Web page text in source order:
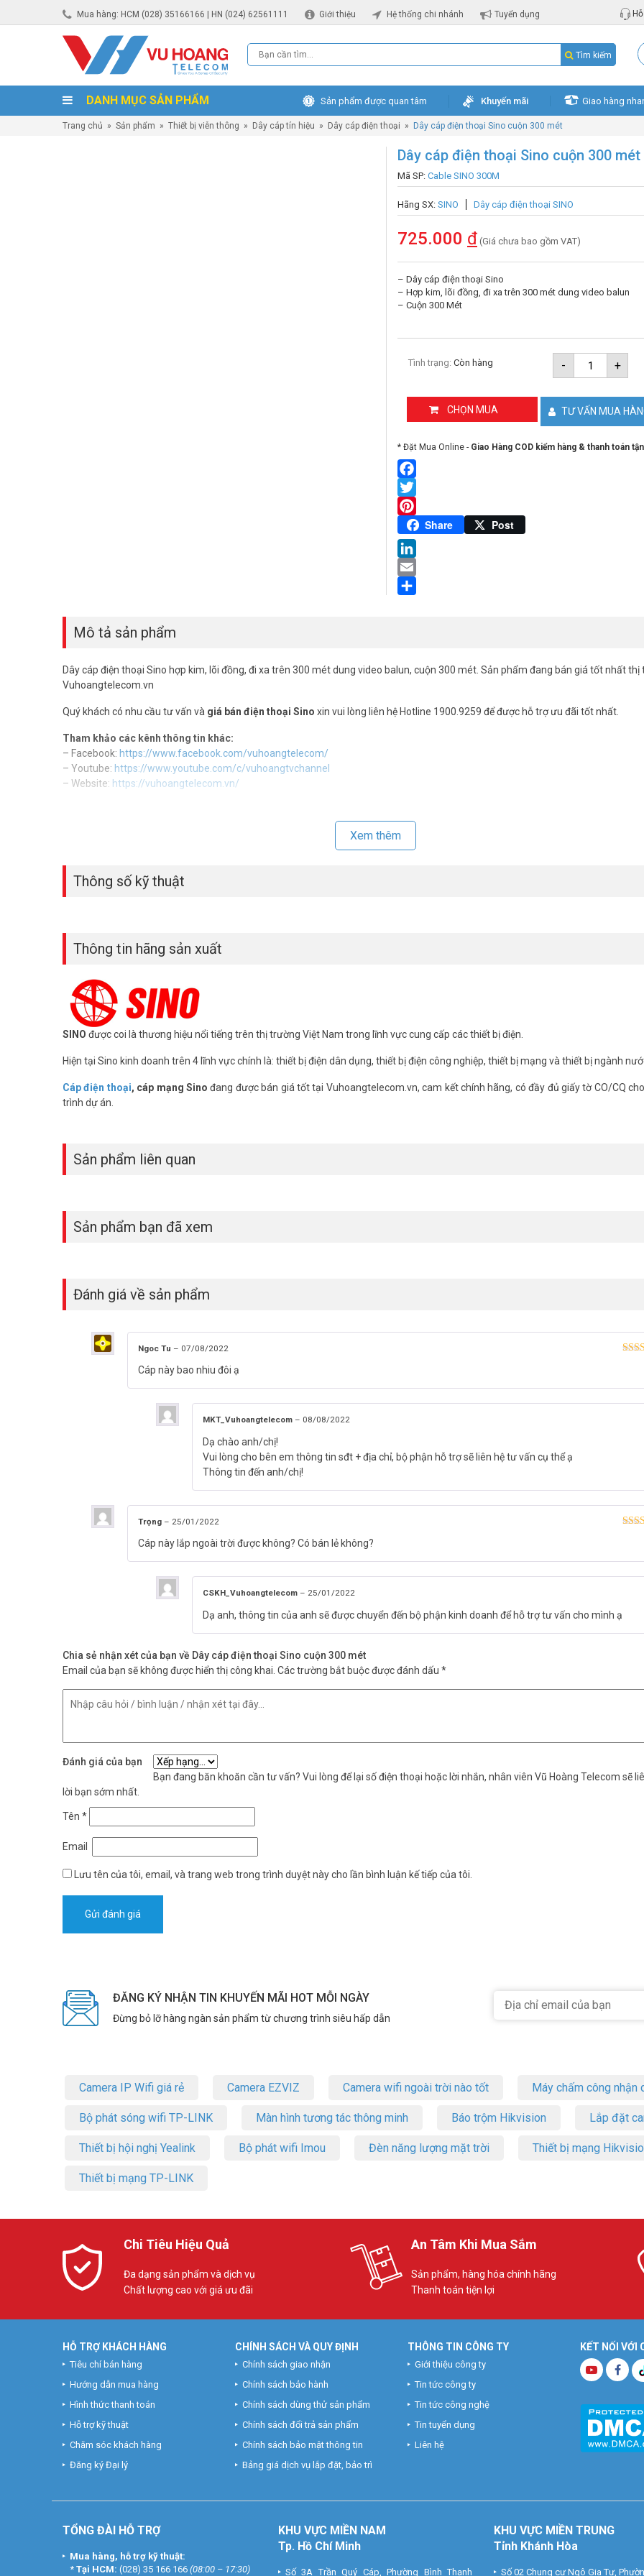
Mua hàng: HCM (028) 35166166 | HN (024) 62561111 Giới thiệu Hệ thống chi nhánh Tuyển dụng Hỗ
Tìm kiếm
DANH MỤC SẢN PHẨM Sản phẩm được quan tâm Khuyến mãi Giao hàng
Trang chủ » Sản phẩm » Thiết bị viễn thông » Dây cáp tín hiệu » Dây cáp điện thoại » Dây cáp điện thoại Sino cuộn 300 mét
Dây cáp điện thoại Sino cuộn 300 mét
Mã SP: Cable SINO 300M
Hãng SX: SINO Dây cáp điện thoại SINO
725.000 đ (Giá chưa bao gồm VAT)
– Dây cáp điện thoại Sino
– Hợp kim, lõi đồng, đi xa trên 300 mét dung video balun
– Cuộn 300 Mét
-
Dây
cáp
điện
Sino
cuộn
300
số
+
Tình trạng: Còn hàng
CHỌN MUA TƯ VẤN MUA
* Đặt Mua Online - Giao Hàng COD kiểm hàng & thanh toán
Facebook
Twitter
Pinterest
Share Post
LinkedIn
Email
Mô tả sản phẩm
Dây cáp điện thoại Sino hợp kim, lõi đồng, đi xa trên 300 mét dung video balun, cuộn 300 mét. Sản phẩm đang bán giá tốt nhất thị
Vuhoangtelecom.vn
Quý khách có nhu cầu tư vấn và giá bán điện thoại Sino xin vui lòng liên hệ Hotline 1900.9259 để được hỗ trợ ưu đãi tốt nhất.
Tham khảo các kênh thông tin khác:
– Facebook: https://www.facebook.com/vuhoangtelecom/
– Youtube: https://www.youtube.com/c/vuhoangtvchannel
– Website: https://vuhoangtelecom.vn/
Xem thêm
Thông số kỹ thuật
Thông tin hãng sản xuất
SINO được coi là thương hiệu nổi tiếng trên thị trường Việt Nam trong lĩnh vực cung cấp các thiết bị điện.
Hiện tại Sino kinh doanh trên 4 lĩnh vực chính là: thiết bị điện dân dụng, thiết bị điện công nghiệp, thiết bị mạng và thiết bị ngành
Cáp điện thoại, cáp mạng Sino đang được bán giá tốt tại Vuhoangtelecom.vn, cam kết chính hãng, có đầy đủ giấy tờ CO/CQ
trình dự án.
Sản phẩm liên quan
Sản phẩm bạn đã xem
Đánh giá về sản phẩm
5 sao
Ngoc Tu – 07/08/2022
Cáp này bao nhiu đôi ạ
MKT_Vuhoangtelecom – 08/08/2022
Dạ chào anh/chị!
Vui lòng cho bên em thông tin sđt + địa chỉ, bộ phận hỗ trợ sẽ liên hệ tư vấn cụ thể ạ
Thông tin đến anh/chị!
Trọng – 25/01/2022
Cáp này lắp ngoài trời được không? Có bán lẻ không?
CSKH_Vuhoangtelecom – 25/01/2022
Dạ anh, thông tin của anh sẽ được chuyển đến bộ phận kinh doanh để hỗ trợ tư vấn cho mình ạ
Chia sẻ nhận xét của bạn về Dây cáp điện thoại Sino cuộn 300 mét
Email của bạn sẽ không được hiển thị công khai. Các trường bắt buộc được đánh dấu *
Đánh giá của bạn
Bạn đang băn khoăn cần tư vấn? Vui lòng để lại số điện thoại hoặc lời nhắn, nhân viên Vũ Hoàng Telecom sẽ
lời bạn sớm nhất.
Tên *
Email
Lưu tên của tôi, email, và trang web trong trình duyệt này cho lần bình luận kế tiếp của tôi.
ĐĂNG KÝ NHẬN TIN KHUYẾN MÃI HOT MỖI NGÀY
Đừng bỏ lỡ hàng ngàn sản phẩm từ chương trình siêu hấp dẫn
Camera IP Wifi giá rẻ Camera EZVIZ Camera wifi ngoài trời nào tốt Máy chấm công nhận
Bộ phát sóng wifi TP-LINK Màn hình tương tác thông minh Báo trộm Hikvision Lắp đặt
Thiết bị hội nghị Yealink Bộ phát wifi Imou Đèn năng lượng mặt trời Thiết bị mạng
Thiết bị mạng TP-LINK
Chi Tiêu Hiệu Quả
Đa dạng sản phẩm và dịch vụ
Chất lượng cao với giá ưu đãi
An Tâm Khi Mua Sắm
Sản phẩm, hàng hóa chính hãng
Thanh toán tiện lợi
KẾT NỐI VỚI
HỖ TRỢ KHÁCH HÀNG
Tiêu chí bán hàng
Hướng dẫn mua hàng
Hình thức thanh toán
Hỗ trợ kỹ thuật
Chăm sóc khách hàng
Đăng ký Đại lý
CHÍNH SÁCH VÀ QUY ĐỊNH
Chính sách giao nhận
Chính sách bảo hành
Chính sách dùng thử sản phẩm
Chính sách đổi trả sản phẩm
Chính sách bảo mật thông tin
Bảng giá dịch vụ lắp đặt, bảo trì
THÔNG TIN CÔNG TY
Giới thiệu công ty
Tin tức công ty
Tin tức công nghệ
Tin tuyển dụng
Liên hệ
TỔNG ĐÀI HỖ TRỢ
Mua hàng, hỗ trợ kỹ thuật:
* Tại HCM: (028) 35 166 166 (08:00 – 17:30)
KHU VỰC MIỀN NAM
Tp. Hồ Chí Minh
Số 3A Trần Quý Cáp, Phường Bình Thạnh
KHU VỰC MIỀN TRUNG
Tỉnh Khánh Hòa
Số 02 Chung cư Ngô Gia Tự,